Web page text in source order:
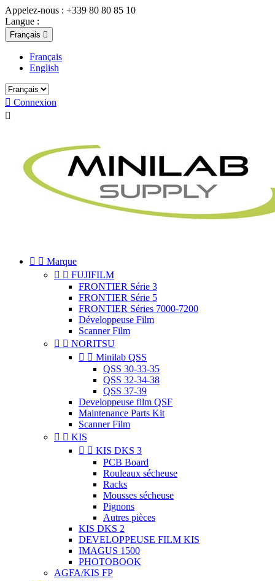
Appelez-nous : +339 80 80 85 10
Langue :
Français 
Français
English
 Connexion

  Marque
  FUJIFILM
FRONTIER Série 3
FRONTIER Série 5
FRONTIER Séries 7000-7200
Développeuse Film
Scanner Film
  NORITSU
  Minilab QSS
QSS 30-33-35
QSS 32-34-38
QSS 37-39
Developpeuse film QSF
Maintenance Parts Kit
Scanner Film
  KIS
  KIS DKS 3
PCB Board
Rouleaux sécheuse
Racks
Mousses sécheuse
Pignons
Autres pièces
KIS DKS 2
DEVELOPPEUSE FILM KIS
IMAGUS 1500
PHOTOBOOK
AGFA/KIS FP